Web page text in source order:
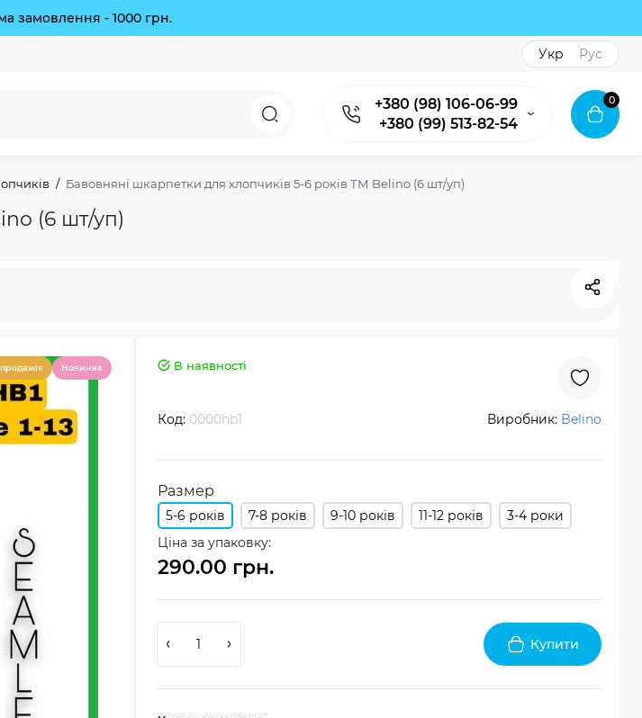
замовлення - 1000 грн.
Укр Рус
+380 (98) 106-06-99
+380 (99) 513-82-54
0
Бавовняні шкарпетки для хлопчиків 5-6 років ТМ Belino (6 шт/уп)
(6 шт/уп)
продажів Новинка В наявності
Код: 0000hb1 Виробник: Belino
Размер
5-6 років 7-8 років 9-10 років 11-12 років
3-4 роки
Ціна за упаковку:
290.00 грн.
Купити